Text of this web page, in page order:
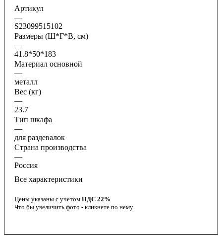
Артикул
—
S23099515102
Размеры (Ш*Г*В, см)
—
41.8*50*183
Материал основной
—
металл
Вес (кг)
—
23.7
Тип шкафа
—
для раздевалок
Страна производства
—
Россия
Все характеристики
Цены указаны с учетом НДС 22%
Что бы увеличить фото - кликнете по нему